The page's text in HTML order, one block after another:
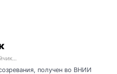
получен во ВНИИ